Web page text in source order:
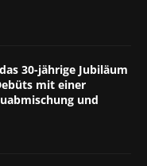
30-jährige Jubiläum
mit einer
und